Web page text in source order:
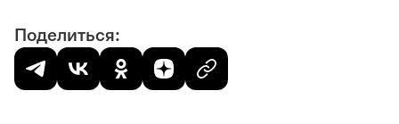
Поделиться: